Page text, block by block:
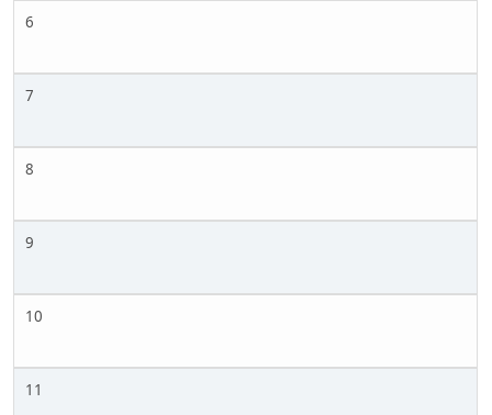
6
7
8
9
10
11